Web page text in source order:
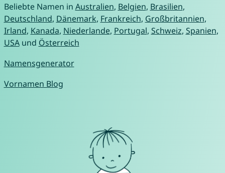
Beliebte Namen in Australien, Belgien, Brasilien,
Deutschland, Dänemark, Frankreich, Großbritannien,
Irland, Kanada, Niederlande, Portugal, Schweiz, Spanien,
USAund Österreich
Namensgenerator
Vornamen Blog